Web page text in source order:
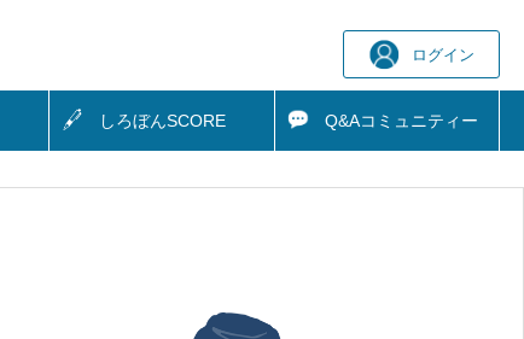
ログイン
しろぼんSCORE Q&Aコミュニティー